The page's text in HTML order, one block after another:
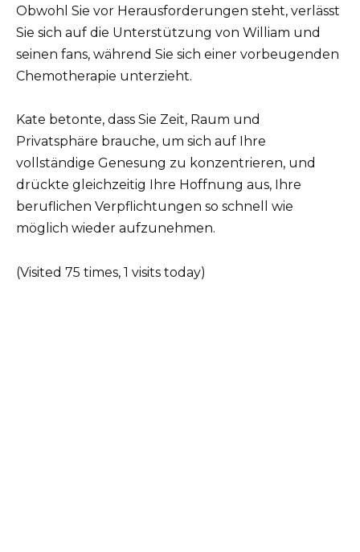
Obwohl Sie vor Herausforderungen steht, verlässt
Sie sich auf die Unterstützung von William und
seinen fans, während Sie sich einer vorbeugenden
Chemotherapie unterzieht.
Kate betonte, dass Sie Zeit, Raum und
Privatsphäre brauche, um sich auf Ihre
vollständige Genesung zu konzentrieren, und
drückte gleichzeitig Ihre Hoffnung aus, Ihre
beruflichen Verpflichtungen so schnell wie
möglich wieder aufzunehmen.
(Visited 75 times, 1 visits today)